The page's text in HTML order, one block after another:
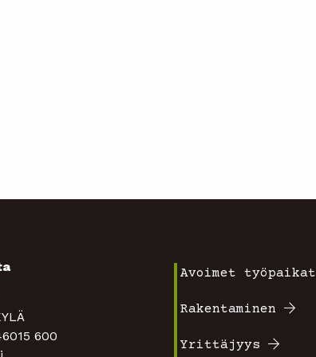
600
Footer
valikko
Avoimet työpaikat
Rakentaminen
Yrittäjyys